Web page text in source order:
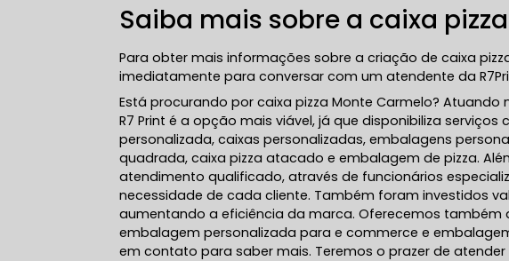
Saiba mais sobre a caixa
Para obter mais informações sobre a criação de caixa
imediatamente para conversar com um atendente da
Está procurando por caixa pizza Monte Carmelo?
R7 Print é a opção mais viável, já que disponibiliza
personalizada, caixas personalizadas, embalagens
quadrada, caixa pizza atacado e embalagem de pizza.
atendimento qualificado, através de funcionários
necessidade de cada cliente. Também foram investidos
aumentando a eficiência da marca. Oferecemos
embalagem personalizada para e commerce e
em contato para saber mais. Teremos o prazer de